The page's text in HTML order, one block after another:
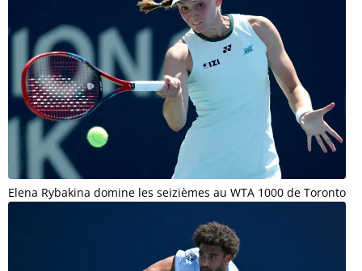
Elena Rybakina domine les seizièmes au WTA 1000 de Toronto